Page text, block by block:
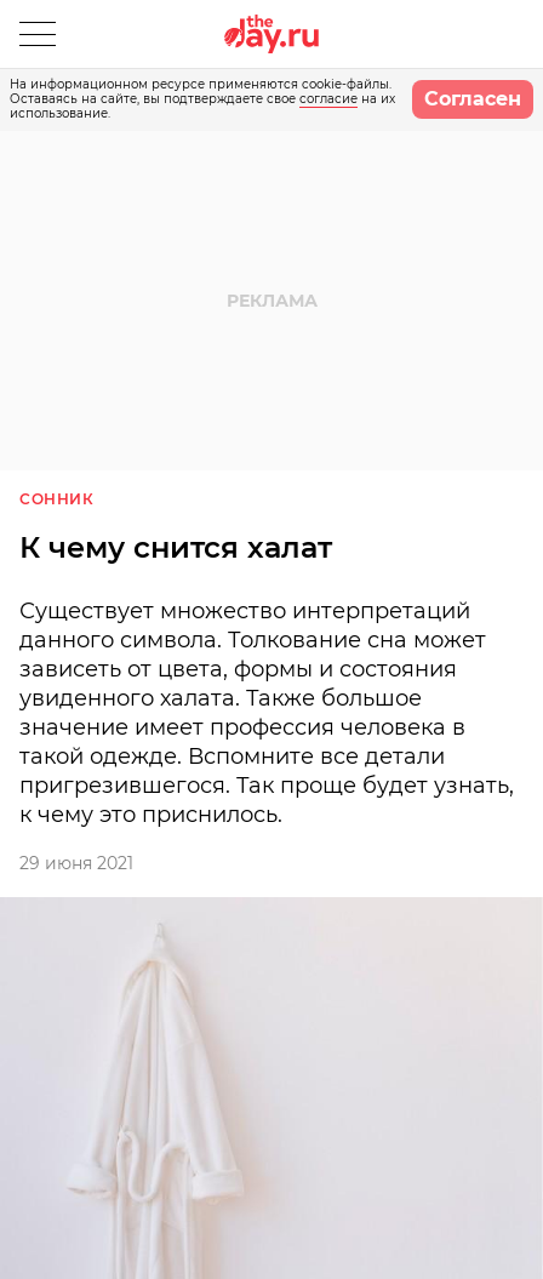
На информационном ресурсе применяются cookie-файлы.
Оставаясь на сайте, вы подтверждаете свое согласие на их
использование.
Согласен
СОННИК
К чему снится халат
Существует множество интерпретаций
данного символа. Толкование сна может
зависеть от цвета, формы и состояния
увиденного халата. Также большое
значение имеет профессия человека в
такой одежде. Вспомните все детали
пригрезившегося. Так проще будет узнать,
к чему это приснилось.
29 июня 2021